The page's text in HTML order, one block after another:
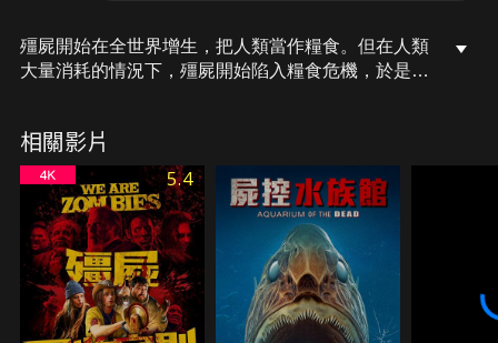
殭屍開始在全世界增生，把人類當作糧食。但在人類
大量消耗的情況下，殭屍開始陷入糧食危機，於是建
了性伴侶。另一方面，殭屍們也為了人類繁殖而下田
耕作，然而卻發生了意想不到的事……？
相關影片
5.4